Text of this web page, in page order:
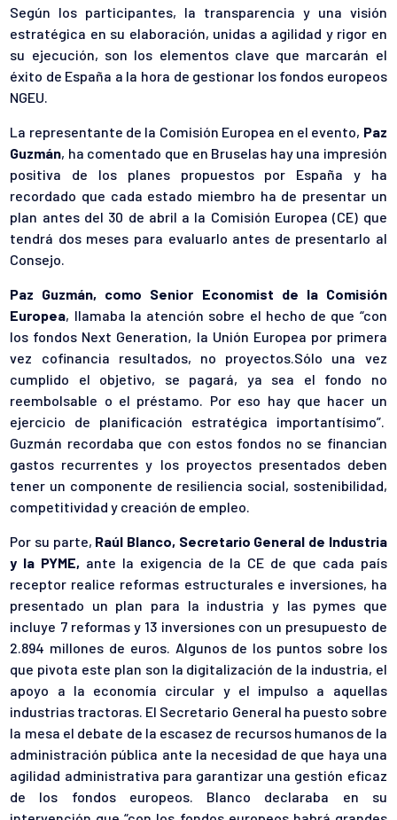
Según los participantes, la transparencia y una visión
estratégica en su elaboración, unidas a agilidad y rigor en
su ejecución, son los elementos clave que marcarán el
éxito de España a la hora de gestionar los fondos europeos
NGEU.
La representante de la Comisión Europea en el evento, Paz
Guzmán, ha comentado que en Bruselas hay una impresión
positiva de los planes propuestos por España y ha
recordado que cada estado miembro ha de presentar un
plan antes del 30 de abril a la Comisión Europea (CE) que
tendrá dos meses para evaluarlo antes de presentarlo al
Consejo.
Paz Guzmán, como Senior Economist de la Comisión
Europea, llamaba la atención sobre el hecho de que “con
los fondos Next Generation, la Unión Europea por primera
vez cofinancia resultados, no proyectos.Sólo una vez
cumplido el objetivo, se pagará, ya sea el fondo no
reembolsable o el préstamo. Por eso hay que hacer un
ejercicio de planificación estratégica importantísimo”.
Guzmán recordaba que con estos fondos no se financian
gastos recurrentes y los proyectos presentados deben
tener un componente de resiliencia social, sostenibilidad,
competitividad y creación de empleo.
Por su parte, Raúl Blanco, Secretario General de Industria
y la PYME, ante la exigencia de la CE de que cada país
receptor realice reformas estructurales e inversiones, ha
presentado un plan para la industria y las pymes que
incluye 7 reformas y 13 inversiones con un presupuesto de
2.894 millones de euros. Algunos de los puntos sobre los
que pivota este plan son la digitalización de la industria, el
apoyo a la economía circular y el impulso a aquellas
industrias tractoras. El Secretario General ha puesto sobre
la mesa el debate de la escasez de recursos humanos de la
administración pública ante la necesidad de que haya una
agilidad administrativa para garantizar una gestión eficaz
de los fondos europeos. Blanco declaraba en su